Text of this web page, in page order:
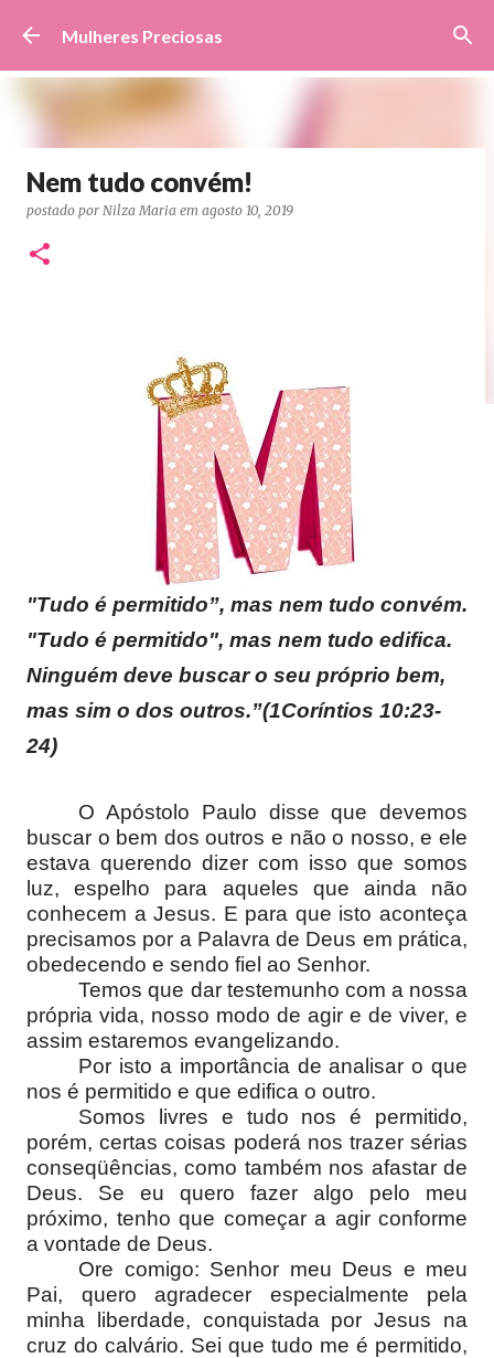
Pular para o conteúdo principal
Mulheres Preciosas
Nem tudo convém!
postado por Nilza Maria em agosto 10, 2019
"Tudo é permitido”, mas nem tudo convém.
"Tudo é permitido", mas nem tudo edifica.
Ninguém deve buscar o seu próprio bem,
mas sim o dos outros.”(1Coríntios 10:23-
24)
O Apóstolo Paulo disse que devemos
buscar o bem dos outros e não o nosso, e ele
estava querendo dizer com isso que somos
luz, espelho para aqueles que ainda não
conhecem a Jesus. E para que isto aconteça
precisamos por a Palavra de Deus em prática,
obedecendo e sendo fiel ao Senhor.
Temos que dar testemunho com a nossa
própria vida, nosso modo de agir e de viver, e
assim estaremos evangelizando.
Por isto a importância de analisar o que
nos é permitido e que edifica o outro.
Somos livres e tudo nos é permitido,
porém, certas coisas poderá nos trazer sérias
conseqüências, como também nos afastar de
Deus. Se eu quero fazer algo pelo meu
próximo, tenho que começar a agir conforme
a vontade de Deus.
Ore comigo: Senhor meu Deus e meu
Pai, quero agradecer especialmente pela
minha liberdade, conquistada por Jesus na
cruz do calvário. Sei que tudo me é permitido,